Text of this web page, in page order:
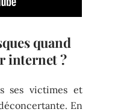
quand
internet ?
ses victimes et
En